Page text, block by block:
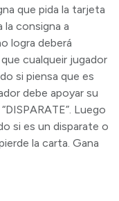
que pida la tarjeta
la consigna a
logra deberá
cualqueir jugador
si piensa que es
debe apoyar su
Luego
si es un disparate o
la carta. Gana